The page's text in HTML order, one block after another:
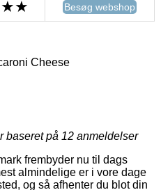
Besøg webshop
Cheese
baseret på 12 anmeldelser
frembyder nu til dags
almindelige er i vore dage
og så afhenter du blot din